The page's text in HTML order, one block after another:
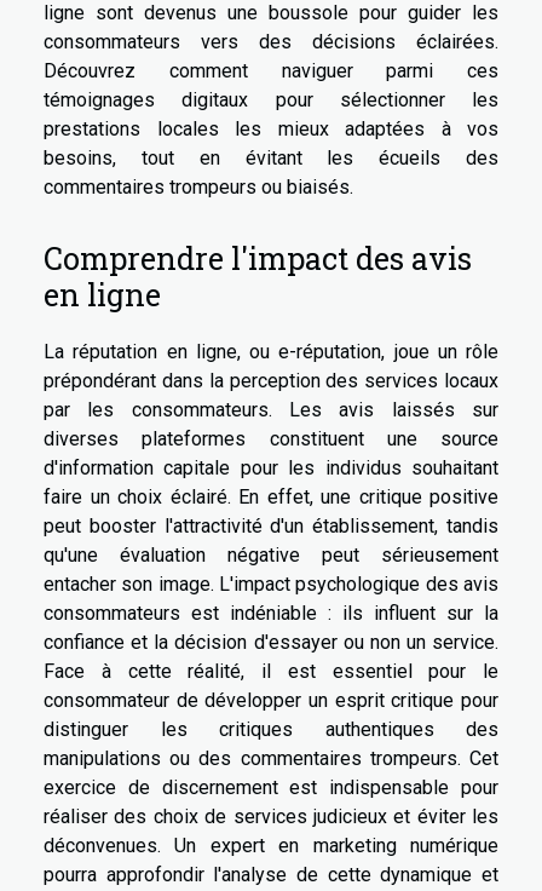
ligne sont devenus une boussole pour guider les
consommateurs vers des décisions éclairées.
Découvrez comment naviguer parmi ces
témoignages digitaux pour sélectionner les
prestations locales les mieux adaptées à vos
besoins, tout en évitant les écueils des
commentaires trompeurs ou biaisés.
Comprendre l'impact des avis
en ligne
La réputation en ligne, ou e-réputation, joue un rôle
prépondérant dans la perception des services locaux
par les consommateurs. Les avis laissés sur
diverses plateformes constituent une source
d'information capitale pour les individus souhaitant
faire un choix éclairé. En effet, une critique positive
peut booster l'attractivité d'un établissement, tandis
qu'une évaluation négative peut sérieusement
entacher son image. L'impact psychologique des avis
consommateurs est indéniable : ils influent sur la
confiance et la décision d'essayer ou non un service.
Face à cette réalité, il est essentiel pour le
consommateur de développer un esprit critique pour
distinguer les critiques authentiques des
manipulations ou des commentaires trompeurs. Cet
exercice de discernement est indispensable pour
réaliser des choix de services judicieux et éviter les
déconvenues. Un expert en marketing numérique
pourra approfondir l'analyse de cette dynamique et